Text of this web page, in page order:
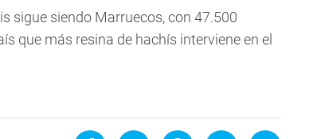
sigue siendo Marruecos, con 47.500
que más resina de hachís interviene en el